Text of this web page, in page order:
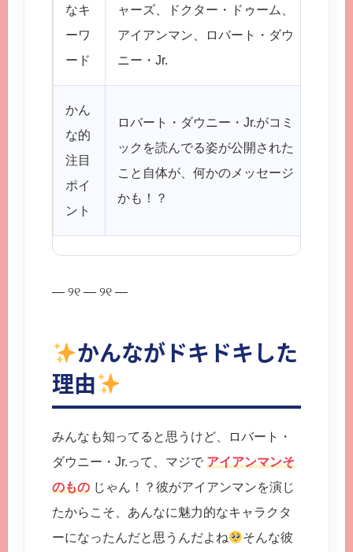
なキ
ーワ
ード
ャーズ、ドクター・ドゥーム、
アイアンマン、ロバート・ダウ
ニー・Jr.
かん
な的
注目
ポイ
ント
ロバート・ダウニー・Jr.がコミ
ックを読んでる姿が公開された
こと自体が、何かのメッセージ
かも！？
— ୨୧ — ୨୧ —
かんながドキドキした
理由
みんなも知ってると思うけど、ロバート・
ダウニー・Jr.って、マジで アイアンマンそ
のもの じゃん！？彼がアイアンマンを演じ
たからこそ、あんなに魅力的なキャラクタ
ーになったんだと思うんだよね
そんな彼